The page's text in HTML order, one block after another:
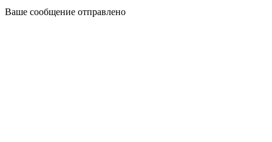
Ваше сообщение отправлено